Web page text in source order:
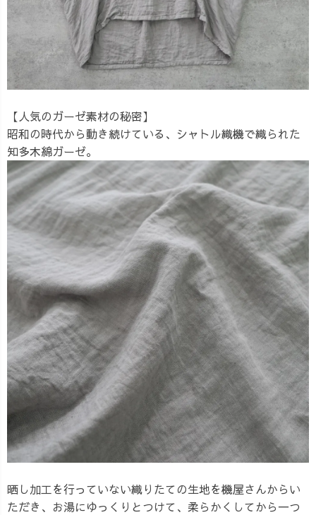
【人気のガーゼ素材の秘密】
昭和の時代から動き続けている、シャトル織機で織られた
知多木綿ガーゼ。
晒し加工を行っていない織りたての生地を機屋さんからい
ただき、お湯にゆっくりとつけて、柔らかくしてから一つ